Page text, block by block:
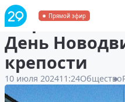
Прямой эфир
В
День
крепости
10 июля 202411:24Общество